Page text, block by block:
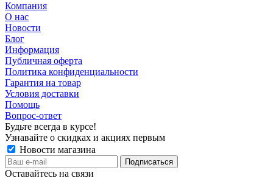
Компания
О нас
Новости
Блог
Информация
Публичная оферта
Политика конфиденциальности
Гарантия на товар
Условия доставки
Помощь
Вопрос-ответ
Будьте всегда в курсе!
Узнавайте о скидках и акциях первым
Новости магазина
Оставайтесь на связи